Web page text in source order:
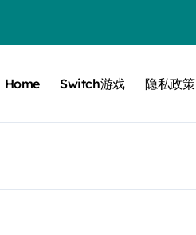
Home Switch游戏 隐私政策